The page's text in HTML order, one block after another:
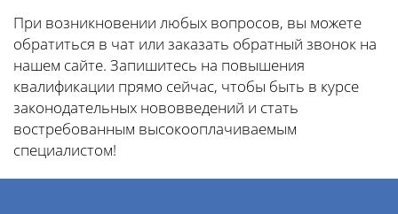
При возникновении любых вопросов, вы можете
обратиться в чат или заказать обратный звонок на
нашем сайте. Запишитесь на повышения
квалификации прямо сейчас, чтобы быть в курсе
законодательных нововведений и стать
востребованным высокооплачиваемым
специалистом!